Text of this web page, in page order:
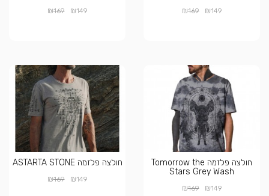
₪149
₪169
₪149
₪169
חולצה פלזמה Tomorrow the
Stars Grey Wash
₪149
₪169
חולצה פלזמה ASTARTA STONE
₪149
₪169